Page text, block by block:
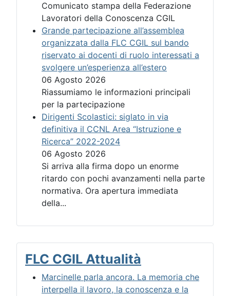
FLC CGIL Attualità
Marcinelle parla ancora. La memoria che
interpella il lavoro, la conoscenza e la
Comunicato stampa della Federazione
Lavoratori della Conoscenza CGIL
Grande partecipazione all’assemblea
organizzata dalla FLC CGIL sul bando
riservato ai docenti di ruolo interessati a
svolgere un’esperienza all’estero
06 Agosto 2026
Riassumiamo le informazioni principali
per la partecipazione
Dirigenti Scolastici: siglato in via
definitiva il CCNL Area “Istruzione e
Ricerca” 2022-2024
06 Agosto 2026
Si arriva alla firma dopo un enorme
ritardo con pochi avanzamenti nella parte
normativa. Ora apertura immediata
della...